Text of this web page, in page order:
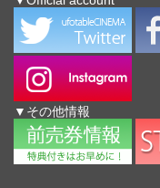
▼その他情報